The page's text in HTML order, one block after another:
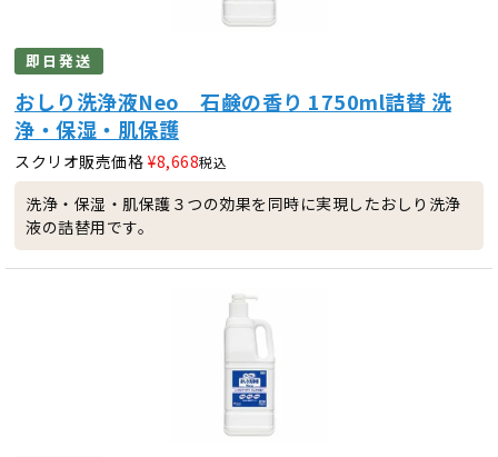
即日発送
おしり洗浄液Neo 石鹸の香り 1750ml詰替 洗
浄・保湿・肌保護
スクリオ販売価格 ¥8,668税込
洗浄・保湿・肌保護３つの効果を同時に実現したおしり洗浄
液の詰替用です。